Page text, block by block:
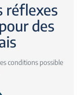
réflexes
des
conditions possible